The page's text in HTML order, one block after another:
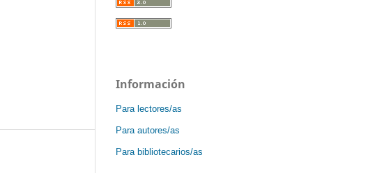
Información
Para lectores/as
Para autores/as
Para bibliotecarios/as